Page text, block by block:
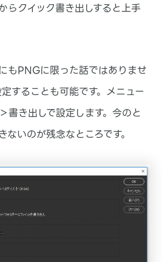
らクイック書き出しすると上手
もPNGに限った話ではありませ
することも可能です。メニュー
書き出しで設定します。今のと
いのが残念なところです。